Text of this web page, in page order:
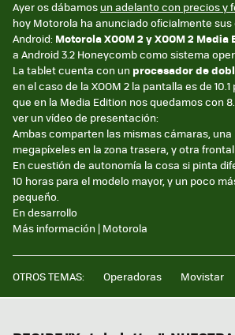
Ayer os dábamosun adelanto con precios y
hoy Motorola ha anunciado oficialmente
Android: Motorola XOOM 2 y XOOM 2 Media
a Android 3.2 Honeycomb como sistema
La tablet cuenta con un procesador de
en el caso de la XOOM 2 la pantalla es de
que en la Media Edition nos quedamos con
ver un vídeo de presentación:
Ambas comparten las mismas cámaras, una
megapíxeles en la zona trasera, y otra
En cuestión de autonomía la cosa si pinta
10 horas para el modelo mayor, y un poco
pequeño.
En desarrollo
Más información | Motorola
OTROS TEMAS: Operadoras Movistar